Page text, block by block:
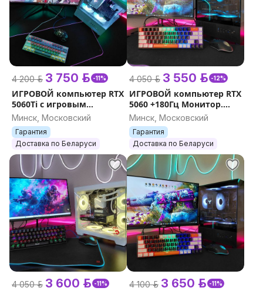
4 200 р. 3 750 р. -11%
ИГРОВОЙ компьютер RTX
5060Ti с игровым
монитором 24'' 180Гц
Минск, Московский
Гарантия
Доставка по Беларуси
4 050 р. 3 550 р. -12%
ИГРОВОЙ компьютер RTX
5060 +180Гц Монитор.
Комплект
Минск, Московский
Гарантия
Доставка по Беларуси
4 050 р. 3 600 р. -11% 4 100 р. 3 650 р. -11%